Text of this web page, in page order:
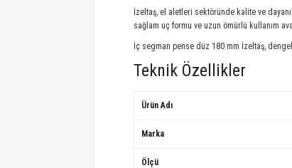
İzeltaş, el aletleri sektöründe kalite ve
sağlam uç formu ve uzun ömürlü kullanım
İç segman pense düz 180 mm İzeltaş,
Teknik Özellikler
Ürün Adı
Marka
Ölçü